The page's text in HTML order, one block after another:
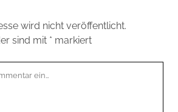
wird nicht veröffentlicht.
sind mit * markiert